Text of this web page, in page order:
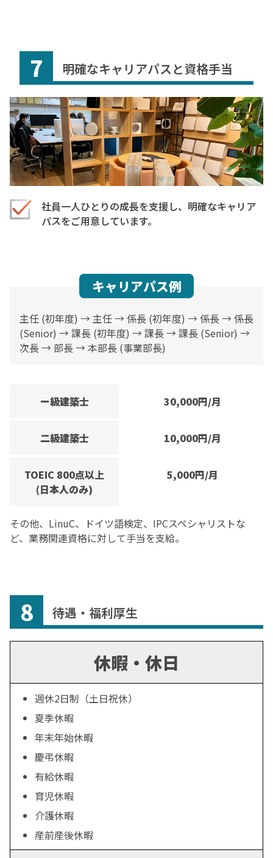
明確なキャリアパスと資格手当
7
社員一人ひとりの成長を支援し、明確なキャリア
パスをご用意しています。
キャリアパス例
主任 (初年度) → 主任 → 係長 (初年度) → 係長 → 係長
(Senior) → 課長 (初年度) → 課長 → 課長 (Senior) →
次長 → 部長 → 本部長 (事業部長)
ー級建築士 30,000円/月
二級建築士 10,000円/月
TOEIC 800点以上
(日本人のみ)
5,000円/月
その他、LinuC、ドイツ語検定、IPCスペシャリストな
ど、業務関連資格に対して手当を支給。
待遇・福利厚生
8
休暇・休日
週休2日制（土日祝休）
夏季休暇
年末年始休暇
慶弔休暇
有給休暇
育児休暇
介護休暇
産前産後休暇